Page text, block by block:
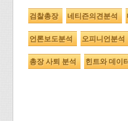
검찰총장 네티즌의견분석
언론보도분석 오피니언분석
총장 사퇴 분석 힌트와 데이